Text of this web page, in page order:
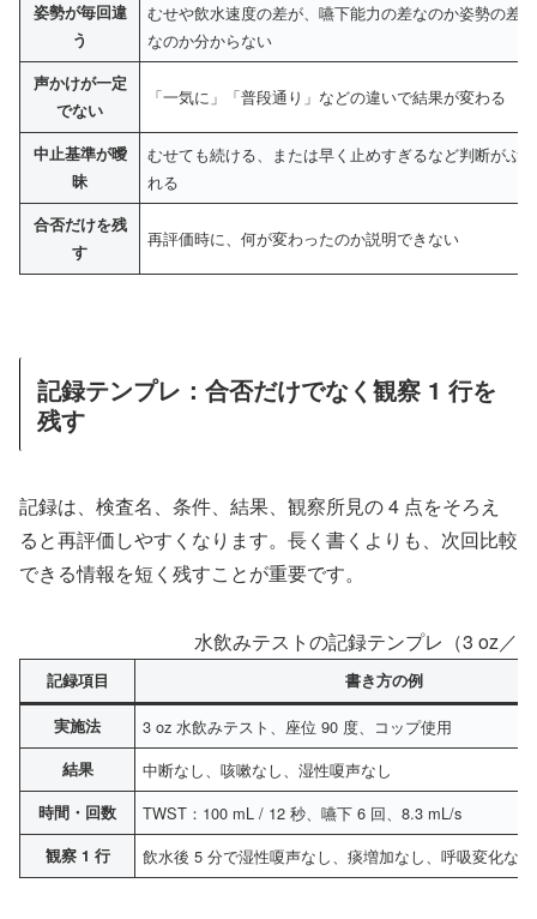
姿勢が毎回違
う
むせや飲水速度の差が、嚥下能力の差なのか姿勢の差
なのか分からない
声かけが一定
でない
「一気に」「普段通り」などの違いで結果が変わる
中止基準が曖
昧
むせても続ける、または早く止めすぎるなど判断がぶ
れる
合否だけを残
す
再評価時に、何が変わったのか説明できない
記録テンプレ：合否だけでなく観察 1 行を
残す
記録は、検査名、条件、結果、観察所見の 4 点をそろえ
ると再評価しやすくなります。長く書くよりも、次回比較
できる情報を短く残すことが重要です。
水飲みテストの記録テンプレ（3 oz／
記録項目 書き方の例
実施法 3 oz 水飲みテスト、座位 90 度、コップ使用
結果 中断なし、咳嗽なし、湿性嗄声なし
時間・回数 TWST：100 mL / 12 秒、嚥下 6 回、8.3 mL/s
観察 1 行 飲水後 5 分で湿性嗄声なし、痰増加なし、呼吸変化なし